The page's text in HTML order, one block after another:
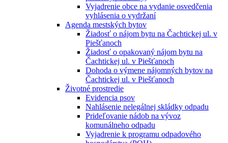
Vyjadrenie obce na vydanie osvedčenia
vyhlásenia o vydržaní
Agenda mestských bytov
Žiadosť o nájom bytu na Čachtickej ul. v
Piešťanoch
Žiadosť o opakovaný nájom bytu na
Čachtickej ul. v Piešťanoch
Dohoda o výmene nájomných bytov na
Čachtickej ul. v Piešťanoch
Životné prostredie
Evidencia psov
Nahlásenie nelegálnej skládky odpadu
Prideľovanie nádob na vývoz
komunálneho odpadu
Vyjadrenie k programu odpadového